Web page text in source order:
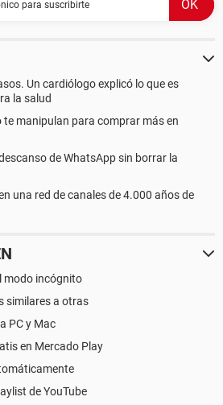
Un cardiólogo explicó lo que es
la salud
te manipulan para comprar más en
de WhatsApp sin borrar la
una red de canales de 4.000 años de
modo incógnito
similares a otras
PC y Mac
en Mercado Play
de YouTube